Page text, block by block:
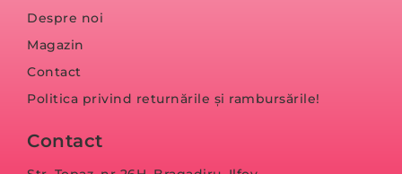
Despre noi
Magazin
Contact
Politica privind returnările și rambursările!
Contact